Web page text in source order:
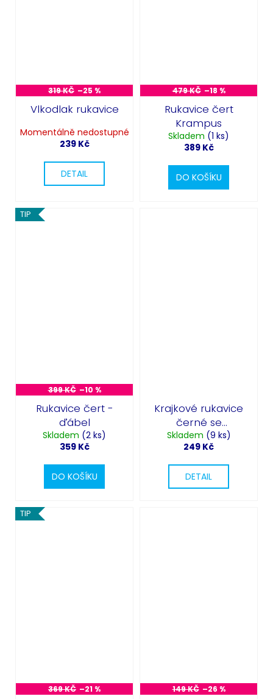
319 KČ –25 %
Vlkodlak rukavice
Momentálně nedostupné
239 Kč
DETAIL
479 KČ –18 %
Rukavice čert
Krampus
Skladem (1 ks)
389 Kč
DO KOŠÍKU
TIP
399 KČ –10 %
Rukavice čert -
ďábel
Skladem (2 ks)
359 Kč
DO KOŠÍKU
Krajkové rukavice
černé se
šněrováním
Skladem (9 ks)
249 Kč
DETAIL
TIP
369 KČ –21 % 149 KČ –26 %